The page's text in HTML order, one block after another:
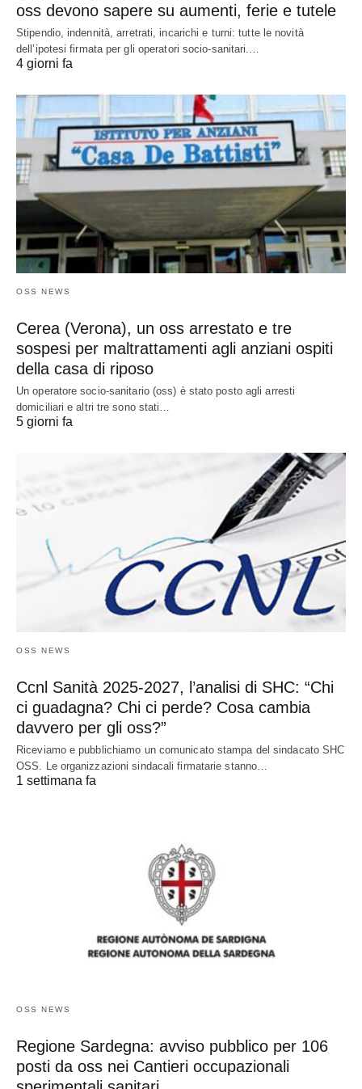
oss devono sapere su aumenti, ferie e tutele
Stipendio, indennità, arretrati, incarichi e turni: tutte le novità
dell’ipotesi firmata per gli operatori socio-sanitari.…
4 giorni fa
OSS NEWS
Cerea (Verona), un oss arrestato e tre
sospesi per maltrattamenti agli anziani ospiti
della casa di riposo
Un operatore socio-sanitario (oss) è stato posto agli arresti
domiciliari e altri tre sono stati…
5 giorni fa
OSS NEWS
Ccnl Sanità 2025-2027, l’analisi di SHC: “Chi
ci guadagna? Chi ci perde? Cosa cambia
davvero per gli oss?”
Riceviamo e pubblichiamo un comunicato stampa del sindacato SHC
OSS. Le organizzazioni sindacali firmatarie stanno…
1 settimana fa
OSS NEWS
Regione Sardegna: avviso pubblico per 106
posti da oss nei Cantieri occupazionali